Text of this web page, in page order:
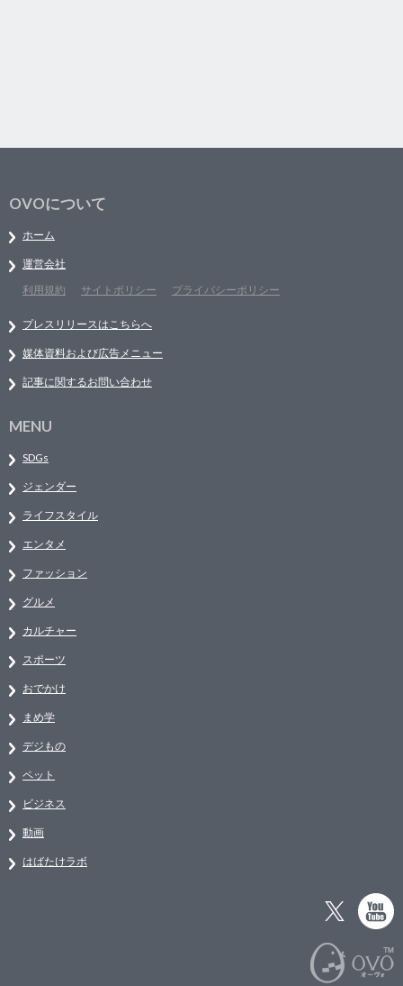
OVOについて
ホーム
運営会社
利用規約
サイトポリシー プライバシーポリシー
プレスリリースはこちらへ
媒体資料および広告メニュー
記事に関するお問い合わせ
MENU
SDGs
ジェンダー
ライフスタイル
エンタメ
ファッション
グルメ
カルチャー
スポーツ
おでかけ
まめ学
デジもの
ペット
ビジネス
動画
はばたけラボ